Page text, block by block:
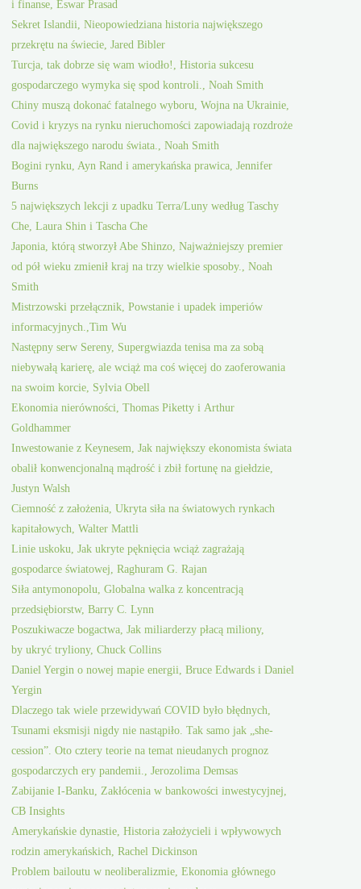
i finanse, Eswar Prasad
Sekret Islandii, Nieopowiedziana historia największego
przekrętu na świecie, Jared Bibler
Turcja, tak dobrze się wam wiodło!, Historia sukcesu
gospodarczego wymyka się spod kontroli., Noah Smith
Chiny muszą dokonać fatalnego wyboru, Wojna na Ukrainie,
Covid i kryzys na rynku nieruchomości zapowiadają rozdroże
dla największego narodu świata., Noah Smith
Bogini rynku, Ayn Rand i amerykańska prawica, Jennifer
Burns
5 największych lekcji z upadku Terra/Luny według Taschy
Che, Laura Shin i Tascha Che
Japonia, którą stworzył Abe Shinzo, Najważniejszy premier
od pół wieku zmienił kraj na trzy wielkie sposoby., Noah
Smith
Mistrzowski przełącznik, Powstanie i upadek imperiów
informacyjnych.,Tim Wu
Następny serw Sereny, Supergwiazda tenisa ma za sobą
niebywałą karierę, ale wciąż ma coś więcej do zaoferowania
na swoim korcie, Sylvia Obell
Ekonomia nierówności, Thomas Piketty i Arthur
Goldhammer
Inwestowanie z Keynesem, Jak największy ekonomista świata
obalił konwencjonalną mądrość i zbił fortunę na giełdzie,
Justyn Walsh
Ciemność z założenia, Ukryta siła na światowych rynkach
kapitałowych, Walter Mattli
Linie uskoku, Jak ukryte pęknięcia wciąż zagrażają
gospodarce światowej, Raghuram G. Rajan
Siła antymonopolu, Globalna walka z koncentracją
przedsiębiorstw, Barry C. Lynn
Poszukiwacze bogactwa, Jak miliarderzy płacą miliony,
by ukryć tryliony, Chuck Collins
Daniel Yergin o nowej mapie energii, Bruce Edwards i Daniel
Yergin
Dlaczego tak wiele przewidywań COVID było błędnych,
Tsunami eksmisji nigdy nie nastąpiło. Tak samo jak „she-
cession”. Oto cztery teorie na temat nieudanych prognoz
gospodarczych ery pandemii., Jerozolima Demsas
Zabijanie I-Banku, Zakłócenia w bankowości inwestycyjnej,
CB Insights
Amerykańskie dynastie, Historia założycieli i wpływowych
rodzin amerykańskich, Rachel Dickinson
Problem bailoutu w neoliberalizmie, Ekonomia głównego